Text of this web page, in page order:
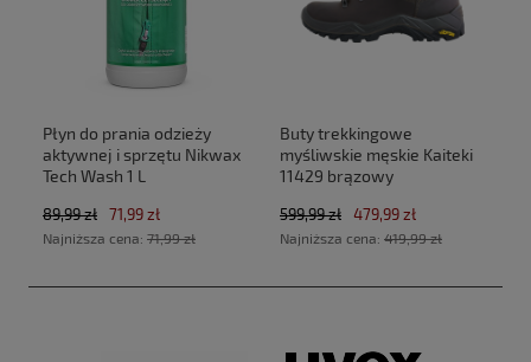
Płyn do prania odzieży
aktywnej i sprzętu Nikwax
Tech Wash 1 L
89,99 zł 71,99 zł
Najniższa cena: 71,99 zł
Buty trekkingowe
myśliwskie męskie Kaiteki
11429 brązowy
599,99 zł 479,99 zł
Najniższa cena: 419,99 zł